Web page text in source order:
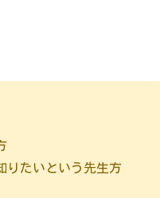
りたいという先生方